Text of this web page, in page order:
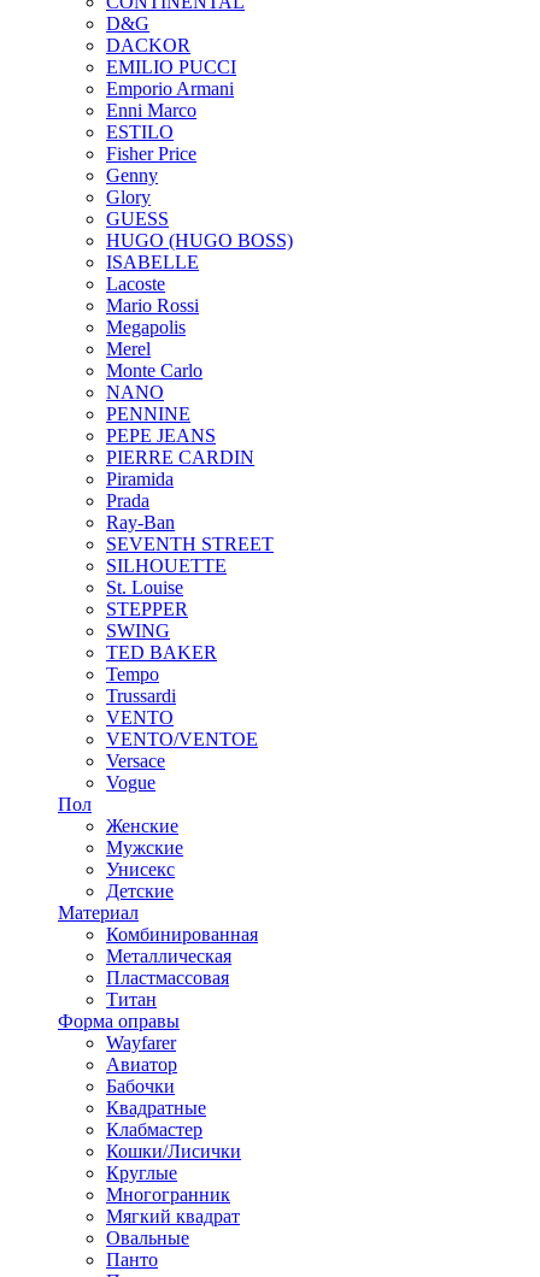
D&G
DACKOR
EMILIO PUCCI
Emporio Armani
Enni Marco
ESTILO
Fisher Price
Genny
Glory
GUESS
HUGO (HUGO BOSS)
ISABELLE
Lacoste
Mario Rossi
Megapolis
Merel
Monte Carlo
NANO
PENNINE
PEPE JEANS
PIERRE CARDIN
Piramida
Prada
Ray-Ban
SEVENTH STREET
SILHOUETTE
St. Louise
STEPPER
SWING
TED BAKER
Tempo
Trussardi
VENTO
VENTO/VENTOE
Versace
Vogue
Пол
Женские
Мужские
Унисекс
Детские
Материал
Комбинированная
Металлическая
Пластмассовая
Титан
Форма оправы
Wayfarer
Авиатор
Бабочки
Квадратные
Клабмастер
Кошки/Лисички
Круглые
Многогранник
Мягкий квадрат
Овальные
Панто